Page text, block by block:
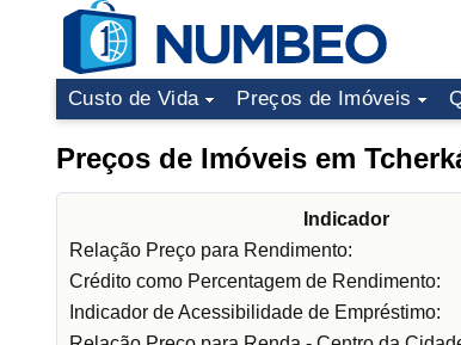
Custo de Vida Preços de Imóveis
Preços de Imóveis em
Indicador
Relação Preço para Rendimento:
Crédito como Percentagem de Rendimento:
Indicador de Acessibilidade de Empréstimo: